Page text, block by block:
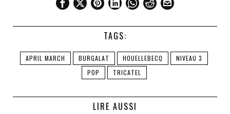
TAGS:
APRIL MARCH BURGALAT HOUELLEBECQ
NIVEAU 3
POP
TRICATEL
LIRE AUSSI